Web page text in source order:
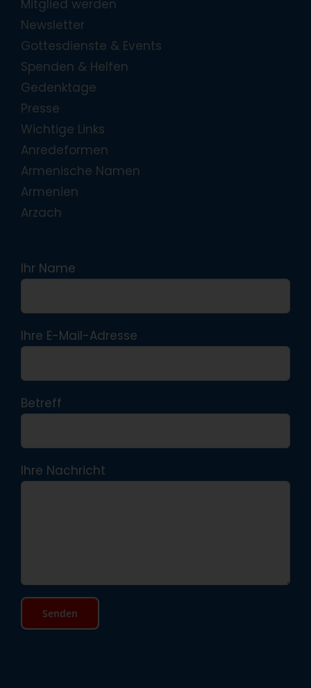
Mitglied werden
Newsletter
Gottesdienste & Events
Spenden & Helfen
Gedenktage
Presse
Wichtige Links
Anredeformen
Armenische Namen
Armenien
Arzach
Ihr Name
Ihre E-Mail-Adresse
Betreff
Ihre Nachricht